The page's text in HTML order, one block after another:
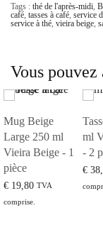
Tags : thé de l'après-midi,
café, tasses à café, service
service à thé, vieira beige,
Vous pouvez
Mug Beige
Large 250 ml
Vieira Beige - 1
pièce
€ 19,80 TVA
comprise.
ml
- 2
€